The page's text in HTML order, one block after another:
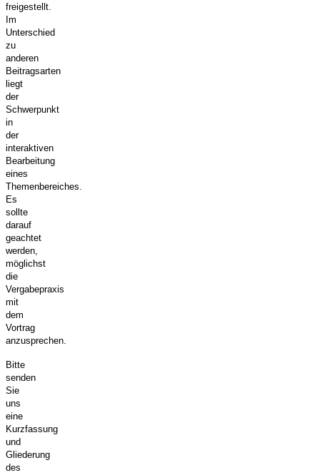
freigestellt.
Im
Unterschied
zu
anderen
Beitragsarten
liegt
der
Schwerpunkt
in
der
interaktiven
Bearbeitung
eines
Themenbereiches.
Es
sollte
darauf
geachtet
werden,
möglichst
die
Vergabepraxis
mit
dem
Vortrag
anzusprechen.
Bitte
senden
Sie
uns
eine
Kurzfassung
und
Gliederung
des